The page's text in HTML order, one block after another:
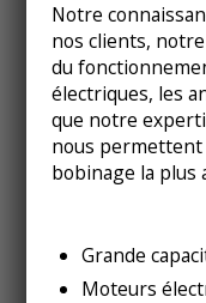
Notre
nos clients,
du
électriques, les
que notre
nous permettent
bobinage la plus
Grande
Moteurs